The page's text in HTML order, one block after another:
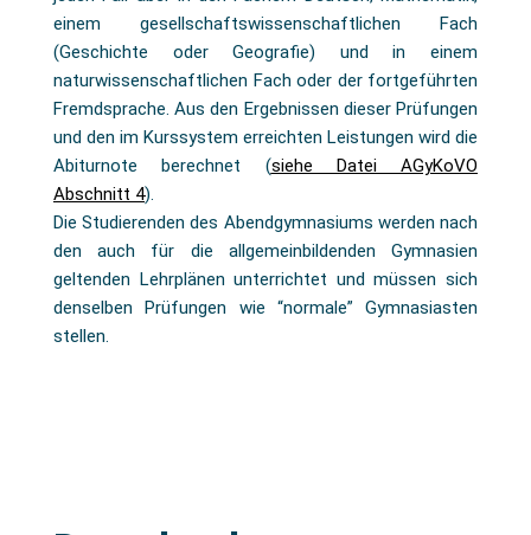
einem gesellschaftswissenschaftlichen Fach
(Geschichte oder Geografie) und in einem
naturwissenschaftlichen Fach oder der fortgeführten
Fremdsprache. Aus den Ergebnissen dieser Prüfungen
und den im Kurssystem erreichten Leistungen wird die
Abiturnote berechnet (siehe Datei AGyKoVO
Abschnitt 4).
Die Studierenden des Abendgymnasiums werden nach
den auch für die allgemeinbildenden Gymnasien
geltenden Lehrplänen unterrichtet und müssen sich
denselben Prüfungen wie “normale” Gymnasiasten
stellen.